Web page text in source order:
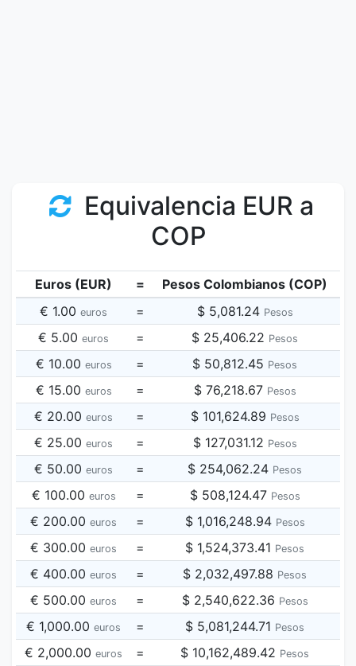
Equivalencia EUR a
COP
Euros (EUR) =
Pesos Colombianos (COP)
€ 1.00 euros = $ 5,081.24 Pesos
€ 5.00 euros = $ 25,406.22 Pesos
€ 10.00 euros = $ 50,812.45 Pesos
€ 15.00 euros = $ 76,218.67 Pesos
€ 20.00 euros = $ 101,624.89 Pesos
€ 25.00 euros = $ 127,031.12 Pesos
€ 50.00 euros = $ 254,062.24 Pesos
€ 100.00 euros = $ 508,124.47 Pesos
€ 200.00 euros = $ 1,016,248.94 Pesos
€ 300.00 euros = $ 1,524,373.41 Pesos
€ 400.00 euros = $ 2,032,497.88 Pesos
€ 500.00 euros = $ 2,540,622.36 Pesos
€ 1,000.00 euros = $ 5,081,244.71 Pesos
€ 2,000.00 euros = $ 10,162,489.42 Pesos